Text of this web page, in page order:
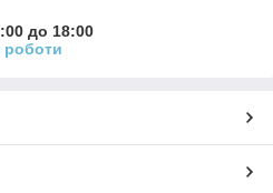
до 18:00
роботи